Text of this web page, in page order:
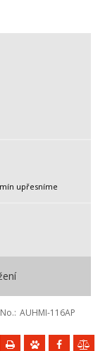
upřesníme
AUHMI-116AP